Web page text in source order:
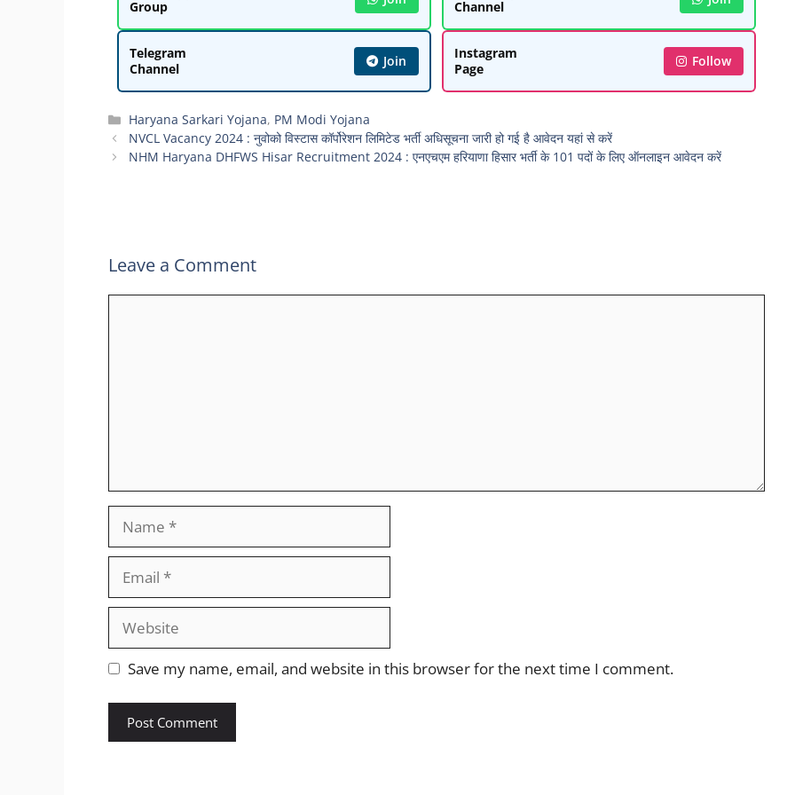
Group
Channel
Telegram
Channel
Join
Instagram
Page
Follow
Categories
Haryana Sarkari Yojana, PM Modi Yojana
NVCL Vacancy 2024 : नुवोको विस्टास कॉर्पोरेशन लिमिटेड भर्ती अधिसूचना जारी हो गई है आवेदन यहां से करें
NHM Haryana DHFWS Hisar Recruitment 2024 : एनएचएम हरियाणा हिसार भर्ती के 101 पदों के लिए ऑनलाइन आवेदन करें
Leave a Comment
Website
Save my name, email, and website in this browser for the next time I comment.